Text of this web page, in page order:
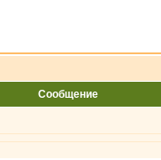
Сообщение